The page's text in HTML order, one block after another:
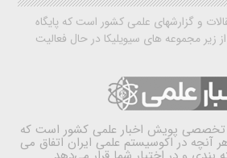
و گزارشهای علمی کشور است که پایگاه
زیر مجموعه های سیویلیکا در حال فعالیت
تخصصی پویش اخبار علمی کشور است که
در اکوسیستم علمی ایران اتفاق می